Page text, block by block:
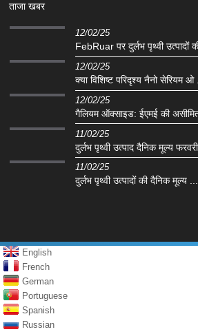
ताजा खबर
12/02/25
FebRuar पर दुर्लभ पृथ्वी उत्पादों
12/02/25
क्या विशिष्ट परिदृश्य नैनो सेरियम ओ
12/02/25
गैलियम ऑक्साइड: ईएमई की असीमित
11/02/25
दुर्लभ पृथ्वी उत्पाद दैनिक मूल्य फरवरी
11/02/25
दुर्लभ पृथ्वी उत्पादों की दैनिक मूल्य ...
English
French
German
Portuguese
Spanish
Russian